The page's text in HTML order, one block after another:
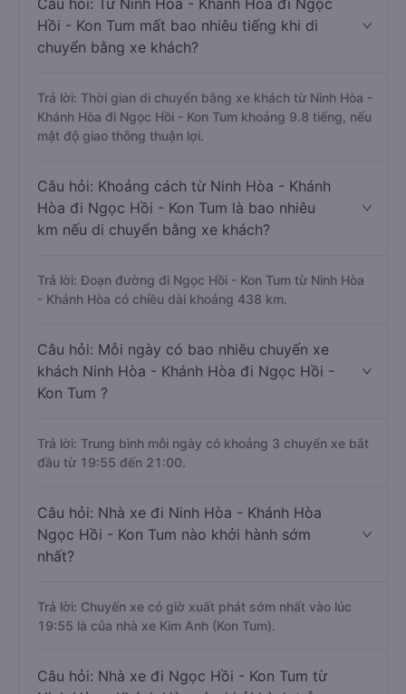
Câu hỏi: Từ Ninh Hòa - Khánh Hòa đi Ngọc
Hồi - Kon Tum mất bao nhiêu tiếng khi di
chuyển bằng xe khách?
Trả lời: Thời gian di chuyển bằng xe khách từ Ninh Hòa -
Khánh Hòa đi Ngọc Hồi - Kon Tum khoảng 9.8 tiếng, nếu
mật độ giao thông thuận lợi.
Câu hỏi: Khoảng cách từ Ninh Hòa - Khánh
Hòa đi Ngọc Hồi - Kon Tum là bao nhiêu
km nếu di chuyển bằng xe khách?
Trả lời: Đoạn đường đi Ngọc Hồi - Kon Tum từ Ninh Hòa
- Khánh Hòa có chiều dài khoảng 438 km.
Câu hỏi: Mỗi ngày có bao nhiêu chuyến xe
khách Ninh Hòa - Khánh Hòa đi Ngọc Hồi -
Kon Tum ?
Trả lời: Trung bình mỗi ngày có khoảng 3 chuyến xe bắt
đầu từ 19:55 đến 21:00.
Câu hỏi: Nhà xe đi Ninh Hòa - Khánh Hòa
Ngọc Hồi - Kon Tum nào khởi hành sớm
nhất?
Trả lời: Chuyến xe có giờ xuất phát sớm nhất vào lúc
19:55 là của nhà xe Kim Anh (Kon Tum).
Câu hỏi: Nhà xe đi Ngọc Hồi - Kon Tum từ